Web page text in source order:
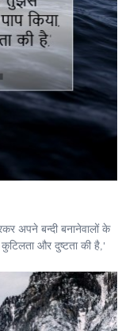
अपने बन्दी बनानेवालों के
और दुष्टता की है,'